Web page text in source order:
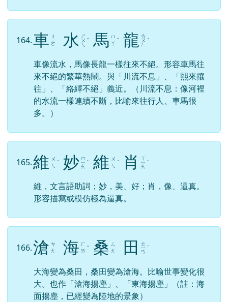
164.車 ㄔ
ㄜ
水 ㄕ
ㄨ
ㄟ
ˇ 馬 ㄇ
ㄚ ˇ 龍 ㄌ
ㄨ
ㄥ
ˊ
車像流水，馬像長龍一樣往來不絕。形容車馬往
來不絕的繁華熱鬧。與「川流不息」、「熙來攘
往」、「絡繹不絕」義近。（川流不息：像河裡
的水流一樣連續不斷，比喻來往行人、車馬很
多。）
165.維 ㄨ
ㄟ
ˊ 妙 ㄇ
ㄧ
ㄠ
ˋ 維 ㄨ
ㄟ
ˊ 肖 ㄒ
ㄧ
ㄠ
ˋ
維，文言語助詞；妙，美、好；肖，像、逼真。
形容描寫或模仿極為逼真。
166.滄 ㄘ
ㄤ
海 ㄏ
ㄞ ˇ 桑 ㄙ
ㄤ
田 ㄊ
ㄧ
ㄢ
ˊ
大海變為桑田，桑田變為滄海。比喻世事變化很
大。也作「滄海揚塵」、「東海揚塵」（註：海
面揚塵，已經變為陸地的景象）